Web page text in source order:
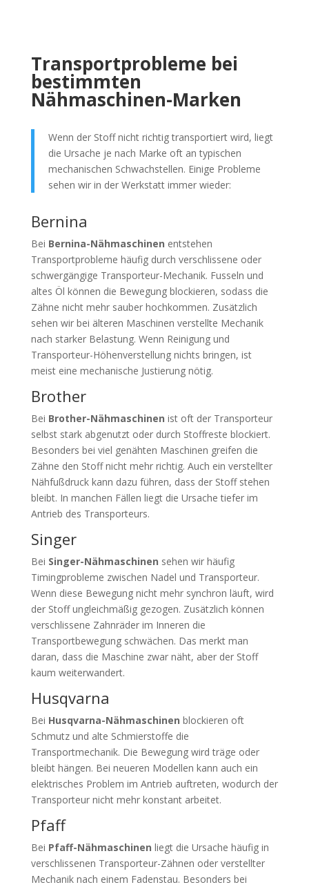
Transportprobleme bei
bestimmten
Nähmaschinen-Marken
Wenn der Stoff nicht richtig transportiert wird, liegt
die Ursache je nach Marke oft an typischen
mechanischen Schwachstellen. Einige Probleme
sehen wir in der Werkstatt immer wieder:
Bernina
Bei Bernina-Nähmaschinen entstehen
Transportprobleme häufig durch verschlissene oder
schwergängige Transporteur-Mechanik. Fusseln und
altes Öl können die Bewegung blockieren, sodass die
Zähne nicht mehr sauber hochkommen. Zusätzlich
sehen wir bei älteren Maschinen verstellte Mechanik
nach starker Belastung. Wenn Reinigung und
Transporteur-Höhenverstellung nichts bringen, ist
meist eine mechanische Justierung nötig.
Brother
Bei Brother-Nähmaschinen ist oft der Transporteur
selbst stark abgenutzt oder durch Stoffreste blockiert.
Besonders bei viel genähten Maschinen greifen die
Zähne den Stoff nicht mehr richtig. Auch ein verstellter
Nähfußdruck kann dazu führen, dass der Stoff stehen
bleibt. In manchen Fällen liegt die Ursache tiefer im
Antrieb des Transporteurs.
Singer
Bei Singer-Nähmaschinen sehen wir häufig
Timingprobleme zwischen Nadel und Transporteur.
Wenn diese Bewegung nicht mehr synchron läuft, wird
der Stoff ungleichmäßig gezogen. Zusätzlich können
verschlissene Zahnräder im Inneren die
Transportbewegung schwächen. Das merkt man
daran, dass die Maschine zwar näht, aber der Stoff
kaum weiterwandert.
Husqvarna
Bei Husqvarna-Nähmaschinen blockieren oft
Schmutz und alte Schmierstoffe die
Transportmechanik. Die Bewegung wird träge oder
bleibt hängen. Bei neueren Modellen kann auch ein
elektrisches Problem im Antrieb auftreten, wodurch der
Transporteur nicht mehr konstant arbeitet.
Pfaff
Bei Pfaff-Nähmaschinen liegt die Ursache häufig in
verschlissenen Transporteur-Zähnen oder verstellter
Mechanik nach einem Fadenstau. Besonders bei